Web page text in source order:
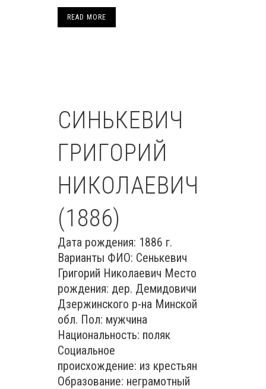
READ MORE
СИНЬКЕВИЧ
ГРИГОРИЙ
НИКОЛАЕВИЧ
(1886)
Дата рождения: 1886 г.
Варианты ФИО: Сенькевич
Григорий Николаевич Место
рождения: дер. Демидовичи
Дзержинского р-на Минской
обл. Пол: мужчина
Национальность: поляк
Социальное
происхождение: из крестьян
Образование: неграмотный